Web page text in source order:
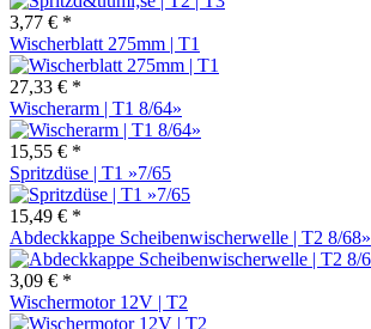
3,77 € *
Wischerblatt 275mm | T1
27,33 € *
Wischerarm | T1 8/64»
15,55 € *
Spritzdüse | T1 »7/65
15,49 € *
Abdeckkappe Scheibenwischerwelle | T2 8/68»
3,09 € *
Wischermotor 12V | T2